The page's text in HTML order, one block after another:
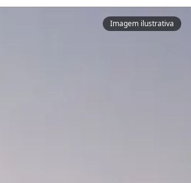
Imagem ilustrativa